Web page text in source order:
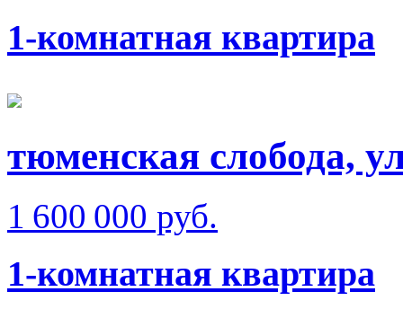
1-комнатная квартира
тюменская слобода,
1 600 000 руб.
1-комнатная квартира